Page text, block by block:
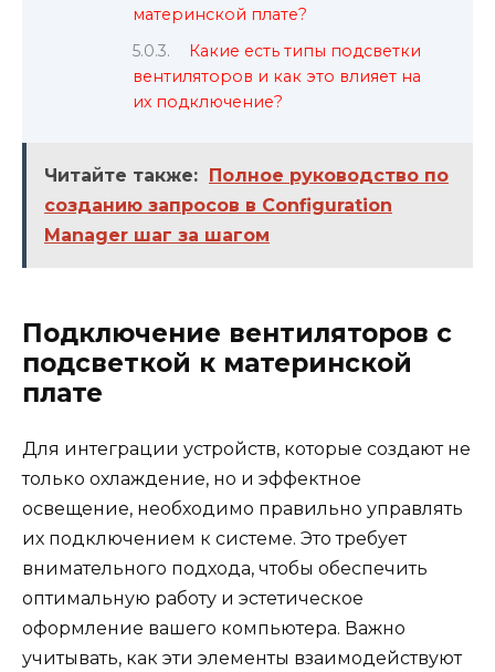
материнской плате?
Какие есть типы подсветки
вентиляторов и как это влияет на
их подключение?
Читайте также: Полное руководство по
созданию запросов в Configuration
Manager шаг за шагом
Подключение вентиляторов с
подсветкой к материнской
плате
Для интеграции устройств, которые создают не
только охлаждение, но и эффектное
освещение, необходимо правильно управлять
их подключением к системе. Это требует
внимательного подхода, чтобы обеспечить
оптимальную работу и эстетическое
оформление вашего компьютера. Важно
учитывать, как эти элементы взаимодействуют